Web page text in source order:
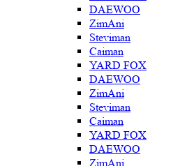
DAEWOO
ZimAni
Steviman
Caiman
YARD FOX
DAEWOO
ZimAni
Steviman
Caiman
YARD FOX
DAEWOO
ZimAni